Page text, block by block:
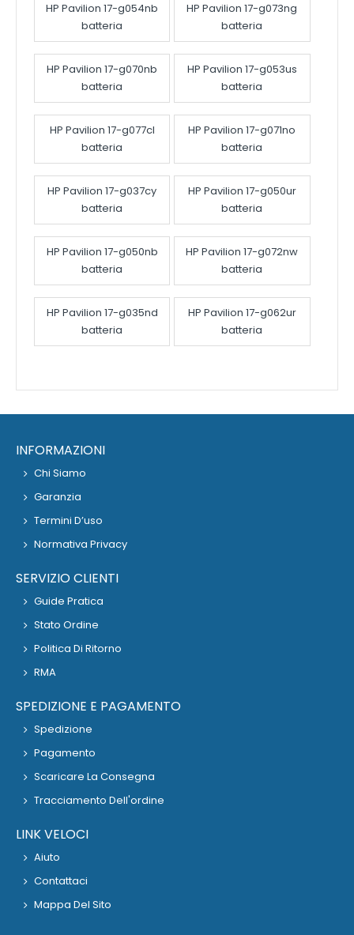
HP Pavilion 17-g054nb
batteria
HP Pavilion 17-g073ng
batteria
HP Pavilion 17-g070nb
batteria
HP Pavilion 17-g053us
batteria
HP Pavilion 17-g077cl
batteria
HP Pavilion 17-g071no
batteria
HP Pavilion 17-g037cy
batteria
HP Pavilion 17-g050ur
batteria
HP Pavilion 17-g050nb
batteria
HP Pavilion 17-g072nw
batteria
HP Pavilion 17-g035nd
batteria
HP Pavilion 17-g062ur
batteria
INFORMAZIONI
Chi Siamo
Garanzia
Termini D’uso
Normativa Privacy
SERVIZIO CLIENTI
Guide Pratica
Stato Ordine
Politica Di Ritorno
RMA
SPEDIZIONE E PAGAMENTO
Spedizione
Pagamento
Scaricare La Consegna
Tracciamento Dell'ordine
LINK VELOCI
Aiuto
Contattaci
Mappa Del Sito